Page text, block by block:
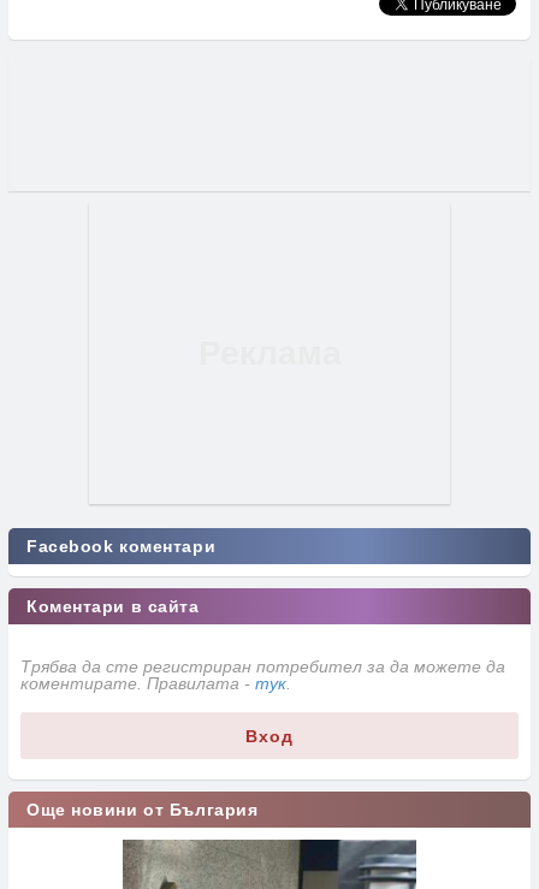
Facebook коментари
Коментари в сайта
Трябва да сте регистриран потребител за да можете да
коментирате. Правилата - тук
Вход
Още новини от България